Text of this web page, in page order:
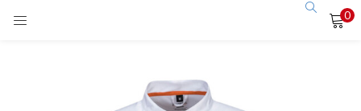
0
Enter your username and password to login.